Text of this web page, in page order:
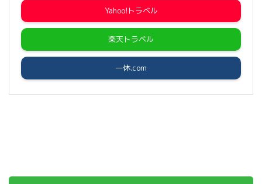
Yahoo!トラベル
楽天トラベル
一休.com